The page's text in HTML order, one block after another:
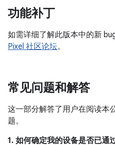
功能补丁
如需详细了解此版本中的新
Pixel 社区论坛。
常见问题和解答
这一部分解答了用户在阅读本
题。
1. 如何确定我的设备是否已通